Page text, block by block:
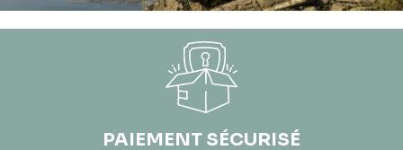
PAIEMENT SÉCURISÉ